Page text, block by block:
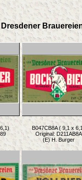
B047CB8A ( 9,1 x
Original: D211AB8A
(E) H. Burger